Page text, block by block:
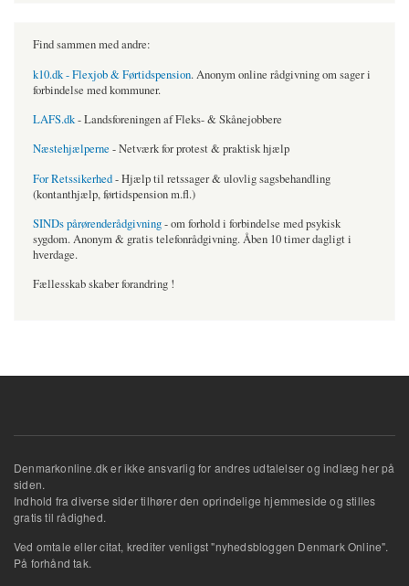
Find sammen med andre:
k10.dk - Flexjob & Førtidspension. Anonym online rådgivning om sager i
forbindelse med kommuner.
LAFS.dk- Landsforeningen af Fleks- & Skånejobbere
Næstehjælperne - Netværk for protest & praktisk hjælp
For Retssikerhed- Hjælp til retssager & ulovlig sagsbehandling
(kontanthjælp, førtidspension m.fl.)
SINDs pårørenderådgivning- om forhold i forbindelse med psykisk
sygdom. Anonym & gratis telefonrådgivning. Åben 10 timer dagligt i
hverdage.
Fællesskab skaber forandring !
Denmarkonline.dk er ikke ansvarlig for andres udtalelser og indlæg her på
siden.
Indhold fra diverse sider tilhører den oprindelige hjemmeside og stilles
gratis til rådighed.
Ved omtale eller citat, krediter venligst "nyhedsbloggen Denmark Online".
På forhånd tak.